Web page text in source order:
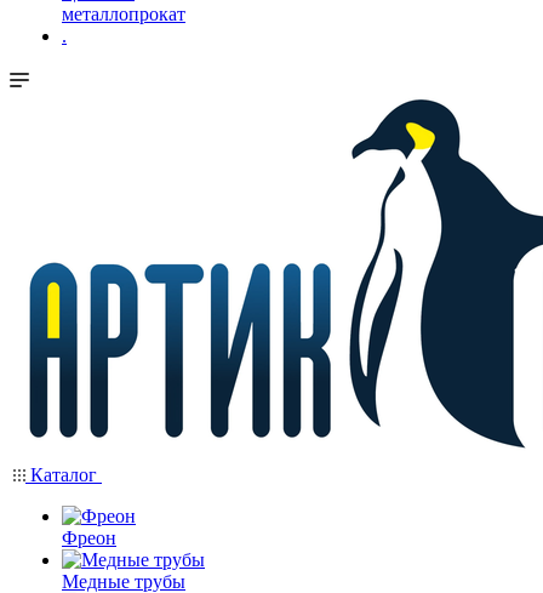
металлопрокат
.
Каталог
Фреон
Медные трубы